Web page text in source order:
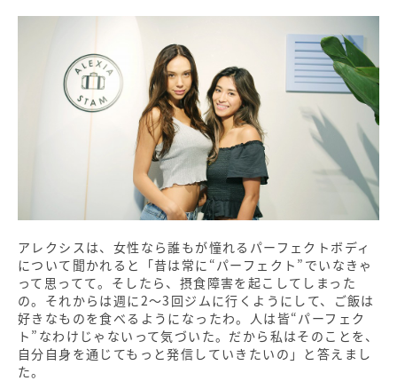
アレクシスは、女性なら誰もが憧れるパーフェクトボディ
について聞かれると「昔は常に“パーフェクト”でいなきゃ
って思ってて。そしたら、摂食障害を起こしてしまった
の。それからは週に2～3回ジムに行くようにして、ご飯は
好きなものを食べるようになったわ。人は皆“パーフェク
ト”なわけじゃないって気づいた。だから私はそのことを、
自分自身を通じてもっと発信していきたいの」と答えまし
た。